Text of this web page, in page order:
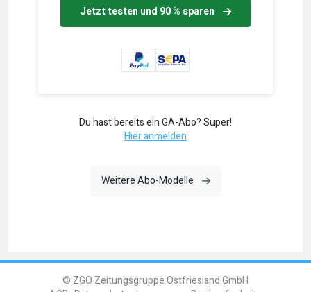
Jetzt testen und 90 % sparen
Du hast bereits ein GA-Abo? Super!
Hier anmelden
Weitere Abo-Modelle
© ZGO Zeitungsgruppe Ostfriesland GmbH